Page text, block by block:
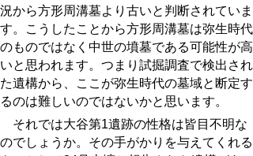
況から方形周溝墓より古いと判断されていま
す。こうしたことから方形周溝墓は弥生時代
のものではなく中世の墳墓である可能性が高
いと思われます。つまり試掘調査で検出され
た遺構から、ここが弥生時代の墓域と断定す
るのは難しいのではないかと思います。
それでは大谷第1遺跡の性格は皆目不明な
のでしょうか。その手がかりを与えてくれる